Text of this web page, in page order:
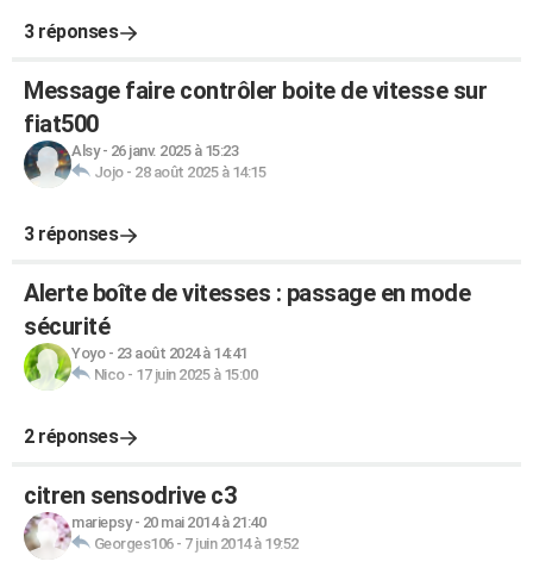
3 réponses
Message faire contrôler boite de vitesse sur
fiat500
Alsy- 26 janv. 2025 à 15:23
Jojo- 28 août 2025 à 14:15
3 réponses
Alerte boîte de vitesses : passage en mode
sécurité
Yoyo- 23 août 2024 à 14:41
Nico- 17 juin 2025 à 15:00
2 réponses
citren sensodrive c3
mariepsy- 20 mai 2014 à 21:40
Georges106- 7 juin 2014 à 19:52